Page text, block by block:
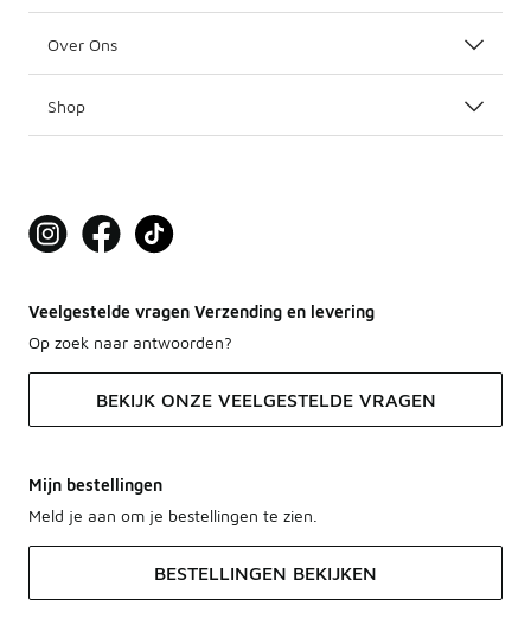
Over Ons
Shop
Veelgestelde vragen Verzending en levering
Op zoek naar antwoorden?
BEKIJK ONZE VEELGESTELDE VRAGEN
Mijn bestellingen
Meld je aan om je bestellingen te zien.
BESTELLINGEN BEKIJKEN